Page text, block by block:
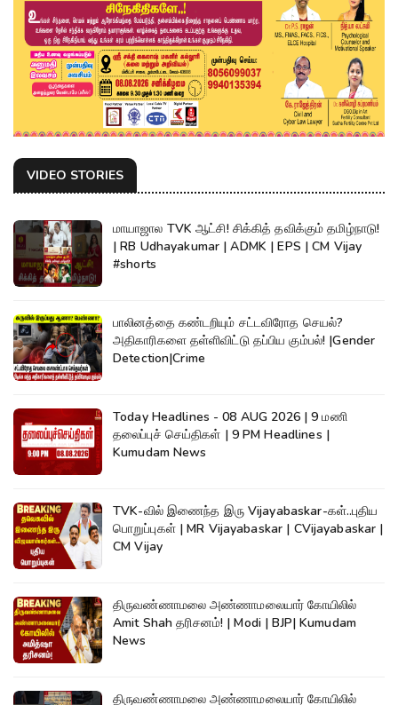
VIDEO STORIES
மாயாஜால TVK ஆட்சி! சிக்கித் தவிக்கும் தமிழ்நாடு!
| RB Udhayakumar | ADMK | EPS | CM Vijay
#shorts
பாலினத்தை கண்டறியும் சட்டவிரோத செயல்?
அதிகாரிகளை தள்ளிவிட்டு தப்பிய கும்பல்! |Gender
Detection|Crime
Today Headlines - 08 AUG 2026 | 9 மணி
தலைப்புச் செய்திகள் | 9 PM Headlines |
Kumudam News
TVK-வில் இணைந்த இரு Vijayabaskar-கள்..புதிய
பொறுப்புகள் | MR Vijayabaskar | CVijayabaskar |
CM Vijay
திருவண்ணாமலை அண்ணாமலையார் கோயிலில்
Amit Shah தரிசனம்! | Modi | BJP| Kumudam
News
திருவண்ணாமலை அண்ணாமலையார் கோயிலில்